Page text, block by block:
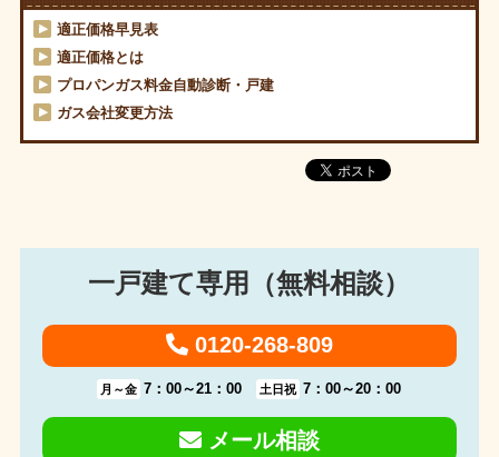
適正価格早見表
適正価格とは
プロパンガス料金自動診断・戸建
ガス会社変更方法
一戸建て専用（無料相談）
0120-268-809
月～金 7：00～21：00 土日祝 7：00～20：00
メール相談